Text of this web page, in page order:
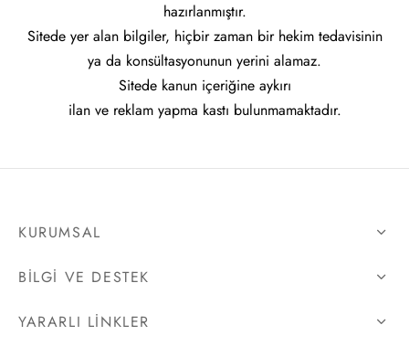
hazırlanmıştır.
Sitede yer alan bilgiler, hiçbir zaman bir hekim tedavisinin
ya da konsültasyonunun yerini alamaz.
Sitede kanun içeriğine aykırı
ilan ve reklam yapma kastı bulunmamaktadır.
KURUMSAL
BILGI VE DESTEK
YARARLI LİNKLER